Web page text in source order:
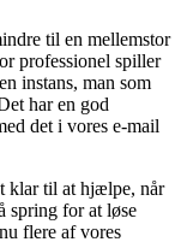
til en mellemstor
professionel spiller
instans, man som
har en god
det i vores e-mail
klar til at hjælpe, når
spring for at løse
flere af vores